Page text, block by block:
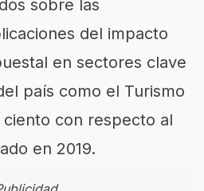
sobre las
del impacto
en sectores clave
país como el Turismo
con respecto al
en 2019.